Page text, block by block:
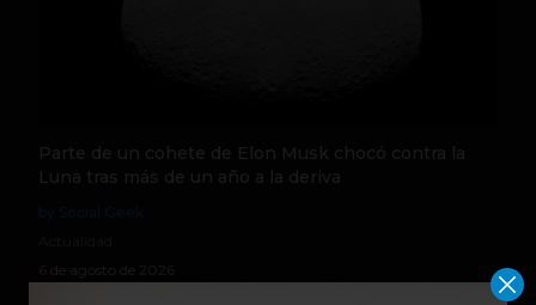
Parte de un cohete de Elon Musk chocó contra la
Luna tras más de un año a la deriva
6 de agosto de 2026